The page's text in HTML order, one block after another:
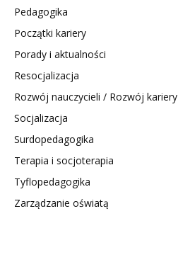
Pedagogika
Początki kariery
Porady i aktualności
Resocjalizacja
Rozwój nauczycieli / Rozwój kariery
Socjalizacja
Surdopedagogika
Terapia i socjoterapia
Tyflopedagogika
Zarządzanie oświatą